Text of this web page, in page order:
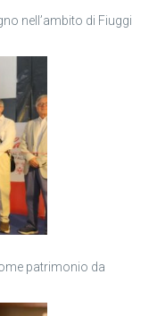
nell’ambito di Fiuggi
patrimonio da